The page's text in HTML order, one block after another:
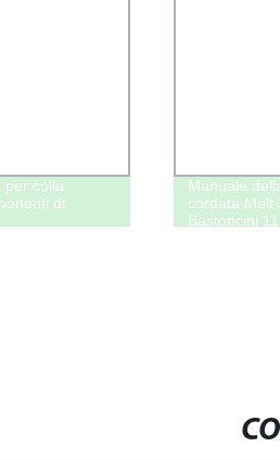
per colla
di
Manuale
cordata Melt
Bastoncini